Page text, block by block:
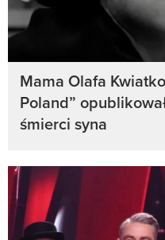
Mama Olafa
Poland”
śmierci syna